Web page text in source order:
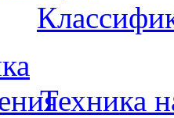
Техника